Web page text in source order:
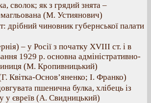
сволок; як з грядий знята –
(М. Устиянович)
дрібний чиновник губернської палати
– у Росії з початку XVIII ст. і в
1929 р. основна адміністративно-
(М. Кропивницький)
Квітка-Основ’яненко; І. Франко)
пшенична булка, хлібець із
у євреїв (А. Свидницький)